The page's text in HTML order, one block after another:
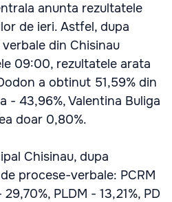
anunta rezultatele
de ieri. Astfel, dupa
din Chisinau
09:00, rezultatele arata
a obtinut 51,59% din
- 43,96%, Valentina Buliga
doar 0,80%.
Chisinau, dupa
procese-verbale: PCRM
PLDM - 13,21%, PD